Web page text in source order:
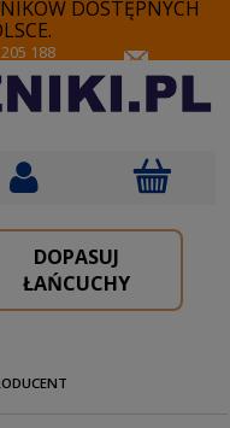
DOSTĘPNYCH
188
DOPASUJ
ŁAŃCUCHY